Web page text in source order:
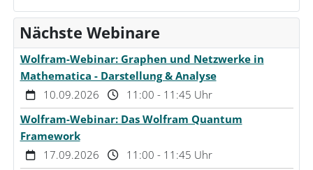
Nächste Webinare
Wolfram-Webinar: Graphen und Netzwerke in
Mathematica - Darstellung & Analyse
10.09.2026
11:00 - 11:45 Uhr
Wolfram-Webinar: Das Wolfram Quantum
Framework
17.09.2026
11:00 - 11:45 Uhr